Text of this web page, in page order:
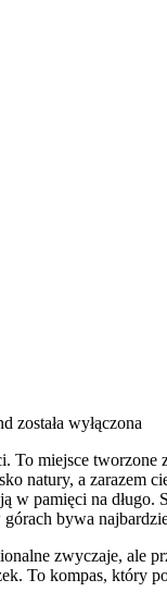
została wyłączona
miejsce
natury, a zarazem
pamięci na
bywa
zwyczaje, ale
To kompas, który